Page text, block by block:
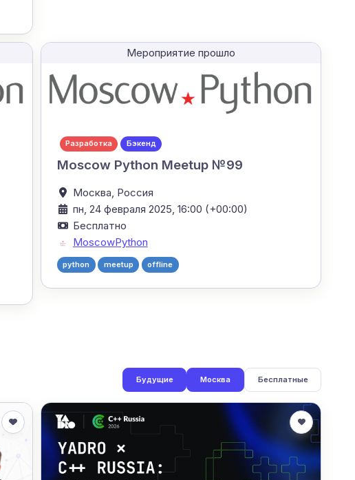
Мероприятие прошло
Разработка Бэкенд
Moscow Python Meetup №99
Москва, Россия
пн, 24 февраля 2025, 16:00 (+00:00)
Бесплатно
MoscowPython
python meetup offline
Будущие Москва Бесплатные